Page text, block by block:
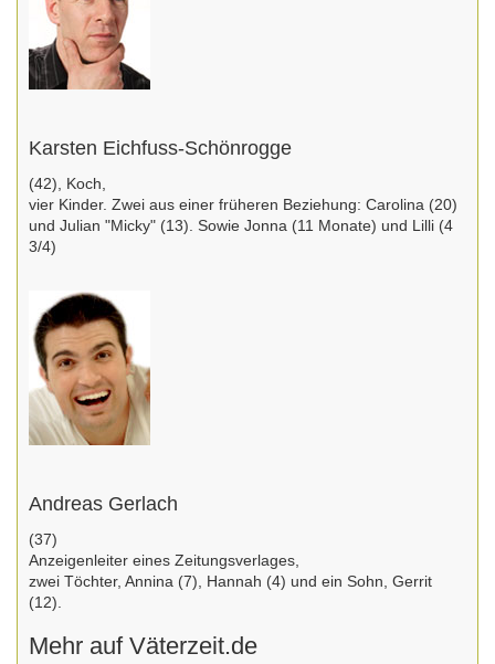
Karsten Eichfuss-Schönrogge
(42), Koch,
vier Kinder. Zwei aus einer früheren Beziehung: Carolina (20)
und Julian "Micky" (13). Sowie Jonna (11 Monate) und Lilli (4
3/4)
Andreas Gerlach
(37)
Anzeigenleiter eines Zeitungsverlages,
zwei Töchter, Annina (7), Hannah (4) und ein Sohn, Gerrit
(12).
Mehr auf Väterzeit.de